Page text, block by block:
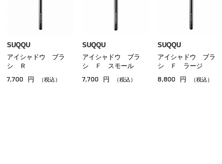
グロス
チーク
シェーディング・ハイライト
SUQQU
アイシャドウ ブラ
シ Ｒ
7,700 円 （税込）
SUQQU
アイシャドウ ブラ
シ Ｆ スモール
7,700 円 （税込）
SUQQU
アイシャドウ ブラ
シ Ｆ ラージ
8,800 円 （税込）